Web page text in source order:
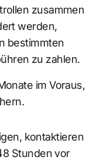
zusammen
werden,
bestimmten
zu zahlen.
im Voraus,
kontaktieren
Stunden vor